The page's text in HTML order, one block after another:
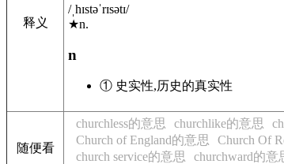
释义
/ˌhɪstəˈrɪsətɪ/
★n.
n
① 史实性,历史的真实性
随便看
churchless的意思 churchlike的意思
Church of England的意思
Church Of
church service的意思
churchward的意